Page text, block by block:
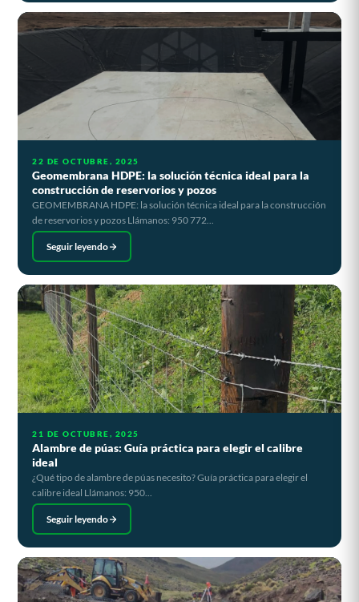
22 DE OCTUBRE, 2025
Geomembrana HDPE: la solución técnica ideal para la
construcción de reservorios y pozos
GEOMEMBRANA HDPE: la solución técnica ideal para la construcción
de reservorios y pozos Llámanos: 950 772...
Seguir leyendo
21 DE OCTUBRE, 2025
Alambre de púas: Guía práctica para elegir el calibre
ideal
¿Qué tipo de alambre de púas necesito? Guía práctica para elegir el
calibre ideal Llámanos: 950...
Seguir leyendo